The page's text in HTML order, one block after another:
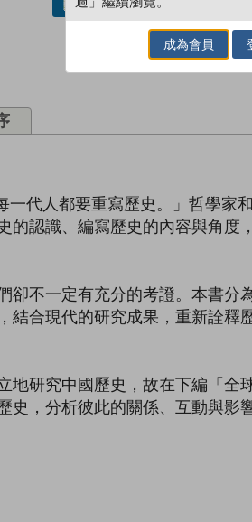
借閱實體書
一代人都要重寫歷史。」哲學家
的認識、編寫歷史的內容與角
卻不一定有充分的考證。本書
結合現代的研究成果，重新詮
地研究中國歷史，故在下編「全
，分析彼此的關係、互動與影
成為會員